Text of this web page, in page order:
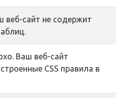
веб-сайт не содержит
Ваш веб-сайт
CSS правила в